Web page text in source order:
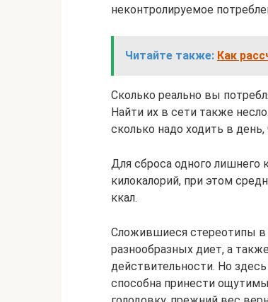
неконтролируемое
Читайте также: Как
Сколько реально вы
Найти их в сети также
сколько надо ходить в
Для сброса одного лишнего
килокалорий, при этом
ккал.
Сложившиеся стереотипы в
разнообразных диет, а
действительности. Но
способна принести